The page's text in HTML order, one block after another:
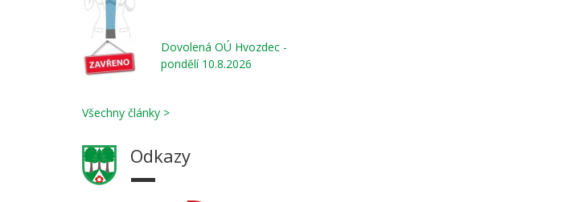
Dovolená OÚ Hvozdec -
pondělí 10.8.2026
Všechny články >
Odkazy